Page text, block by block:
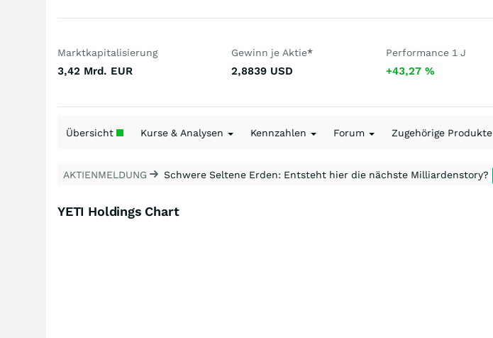
Marktkapitalisierung
3,42 Mrd. EUR
Gewinn je Aktie*
2,8839 USD
Performance 1 J
+43,27 %
Übersicht Kurse & Analysen Kennzahlen Forum Zugehörige Produkte
AKTIENMELDUNG Schwere Seltene Erden: Entsteht hier die nächste Milliardenstory?
YETI Holdings Chart